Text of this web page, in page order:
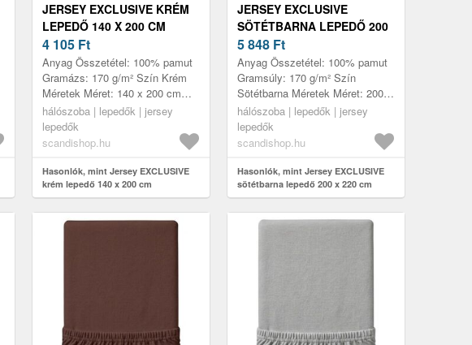
JERSEY EXCLUSIVE KRÉM
LEPEDŐ 140 X 200 CM
4 105 Ft
Anyag Összetétel: 100% pamut
Gramázs: 170 g/m² Szín Krém
Méretek Méret: 140 x 200 cm
Jellemzők Selymes és erős
anyag hosszú élettartammal
Magas rug...
hálószoba | lepedők | jersey
lepedők
scandishop.hu
Hasonlók, mint Jersey EXCLUSIVE
krém lepedő 140 x 200 cm
JERSEY EXCLUSIVE
SÖTÉTBARNA LEPEDŐ 200
X 220 CM
5 848 Ft
Anyag Összetétel: 100% pamut
Gramsúly: 170 g/m² Szín
Sötétbarna Méretek Méret: 200 x
220 cm Jellemzők Puha és
tartós anyag hosszú
élettartammal Mag...
hálószoba | lepedők | jersey
lepedők
scandishop.hu
Hasonlók, mint Jersey EXCLUSIVE
sötétbarna lepedő 200 x 220 cm